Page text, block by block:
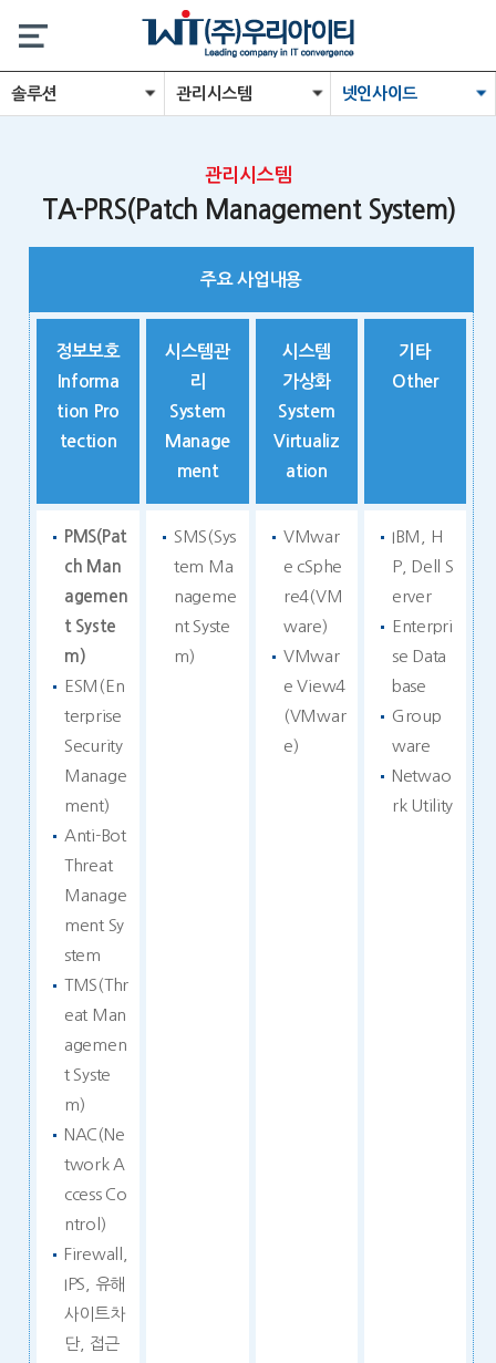
솔루션 관리시스템 넷인사이드
관리시스템
TA-PRS(Patch Management System)
주요 사업내용
정보보호
Informa
tion Pro
tection
시스템관
리
System
Manage
ment
시스템
가상화
System
Virtualiz
ation
기타
Other
PMS(Pat
ch Man
agemen
t Syste
m)
ESM(En
terprise
Security
Manage
ment)
Anti-Bot
Threat
Manage
ment Sy
stem
TMS(Thr
eat Man
agemen
t Syste
m)
NAC(Ne
twork A
ccess Co
ntrol)
Firewall,
IPS, 유해
사이트차
단, 접근
SMS(Sys
tem Ma
nageme
nt Syste
m)
VMwar
e cSphe
re4(VM
ware)
VMwar
e View4
(VMwar
e)
IBM, H
P, Dell S
erver
Enterpri
se Data
base
Group
ware
Netwao
rk Utility